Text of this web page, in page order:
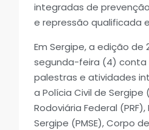
integradas de
e repressão qualificada
Em Sergipe, a edição de
segunda-feira (4) conta
palestras e atividades
a Polícia Civil de Sergipe
Rodoviária Federal
Sergipe (PMSE), Corpo